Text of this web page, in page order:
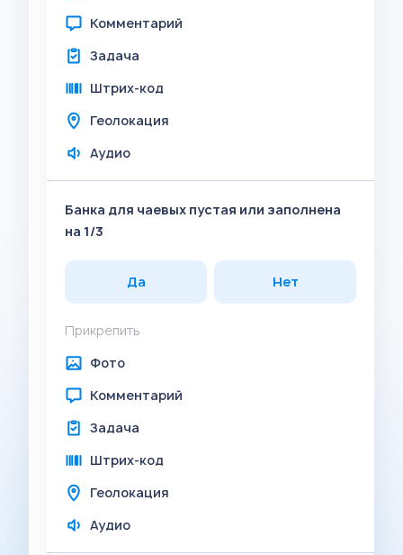
Комментарий
Задача
Штрих-код
Геолокация
Аудио
Банка для чаевых пустая или заполнена
на 1/3
Да Нет
Прикрепить
Фото
Комментарий
Задача
Штрих-код
Геолокация
Аудио